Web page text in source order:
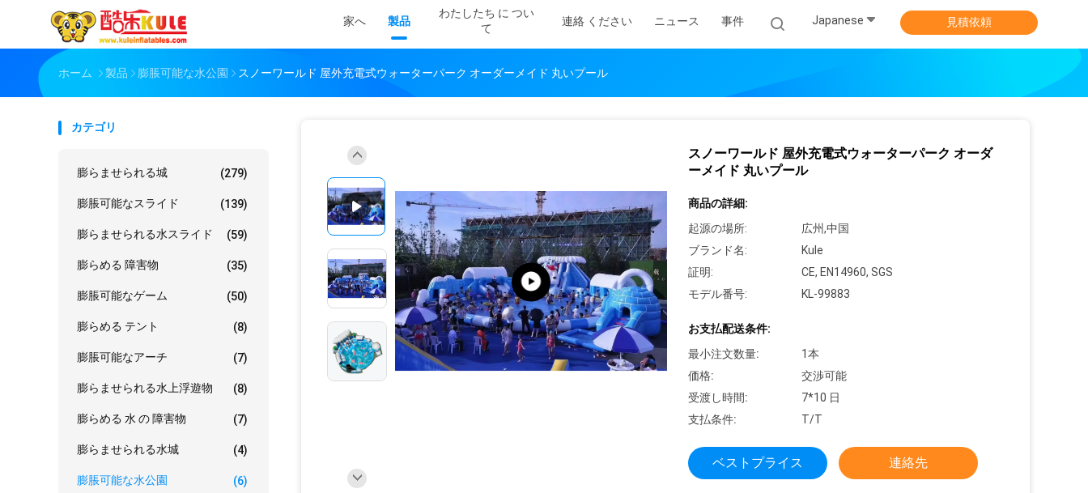
家へ 製品
わたしたち に つい
て
連絡 ください ニュース 事件 Japanese 見積依頼
ホーム 製品 膨脹可能な水公園 スノーワールド 屋外充電式ウォーターパーク オーダーメイド 丸いプール
カテゴリ
膨らませられる城 (279)
膨脹可能なスライド (139)
膨らませられる水スライド (59)
膨らめる 障害物 (35)
膨脹可能なゲーム (50)
膨らめる テント (8)
膨脹可能なアーチ (7)
膨らませられる水上浮遊物 (8)
膨らめる 水 の 障害物 (7)
膨らませられる水城 (4)
膨脹可能な水公園 (6)
スノーワールド 屋外充電式ウォーターパーク オーダ
ーメイド 丸いプール
商品の詳細:
起源の場所:
広州,中国
ブランド名:
Kule
証明:
CE, EN14960, SGS
モデル番号:
KL-99883
お支払配送条件:
最小注文数量:
1本
価格:
交渉可能
受渡し時間:
7*10 日
支払条件:
T/T
ベストプライス 連絡先